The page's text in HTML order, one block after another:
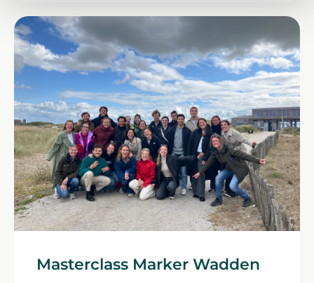
Masterclass Marker Wadden